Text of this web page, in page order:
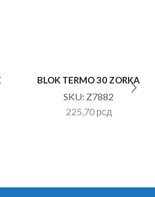
BLOK TERMO 30 ZORKA
SKU: Z7882
225,70 рсд